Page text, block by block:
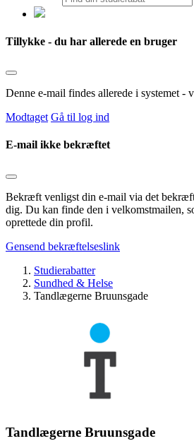
Tillykke - du har allerede en bruger
Denne e-mail findes allerede i systemet
Modtaget Gå til log ind
E-mail ikke bekræftet
Bekræft venligst din e-mail via det
dig. Du kan finde den i velkomstmailen,
oprettede din profil.
Gensend bekræftelseslink
Studierabatter
Sundhed & Helse
Tandlægerne Bruunsgade
Tandlægerne Bruunsgade